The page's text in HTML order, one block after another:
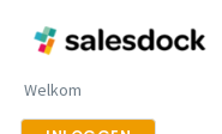
Welkom